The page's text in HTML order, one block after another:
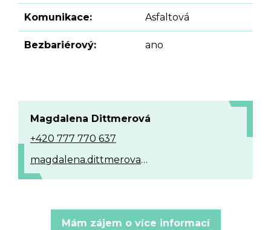
Komunikace: Asfaltová
Bezbariérový: ano
Magdalena Dittmerová
+420 777 770 637
magdalena.dittmerova@alle.cz
Mám zájem o více informací